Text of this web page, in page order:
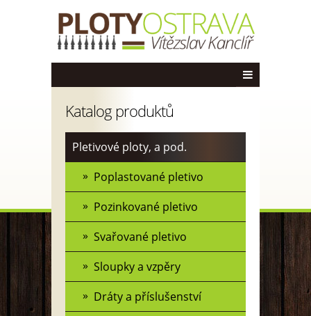
Katalog produktů
Pletivové ploty, a pod.
Poplastované pletivo
Pozinkované pletivo
Svařované pletivo
Sloupky a vzpěry
Dráty a příslušenství